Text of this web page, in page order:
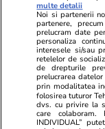
TRENDING
Știri România
Român
multe detalii
Noi si partenerii
partenere,
prelucram date
personaliza
interesele si/sau
retelelor de
de drepturile
prelucrarea
prin modalitatea
folosirea tuturor
dvs. cu privire la
care colaboram.
INDIVIDUAL”